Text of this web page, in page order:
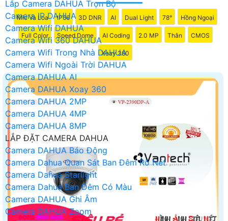
Lắp Camera DAHUA Trọn Bộ
Camera IP DAHUA
Camera Wifi DAHUA
Camera Wifi 360 DAHUA
Camera Wifi Trong Nhà DAHUA
Camera Wifi Ngoài Trời DAHUA
Camera DAHUA AI
Camera DAHUA Xoay 360
Camera DAHUA 2MP
Camera DAHUA 4MP
Camera DAHUA 8MP
LẮP ĐẶT CAMERA DAHUA
Camera DAHUA Báo Động
Camera Dahua Quan Sát Ban Đêm Rõ Nét
Camera Dahua Starlight
Camera Dahua Ban Đêm Có Màu
Camera DAHUA Ghi Âm
Camera DAHUA Zoom
Mic Và Loa IP66 3D DNR AI Dual Light 78° Hồng Ngoại
Full Color Speed Dome AI Coding 2.0 MP Thân CMOS
Xoay 360